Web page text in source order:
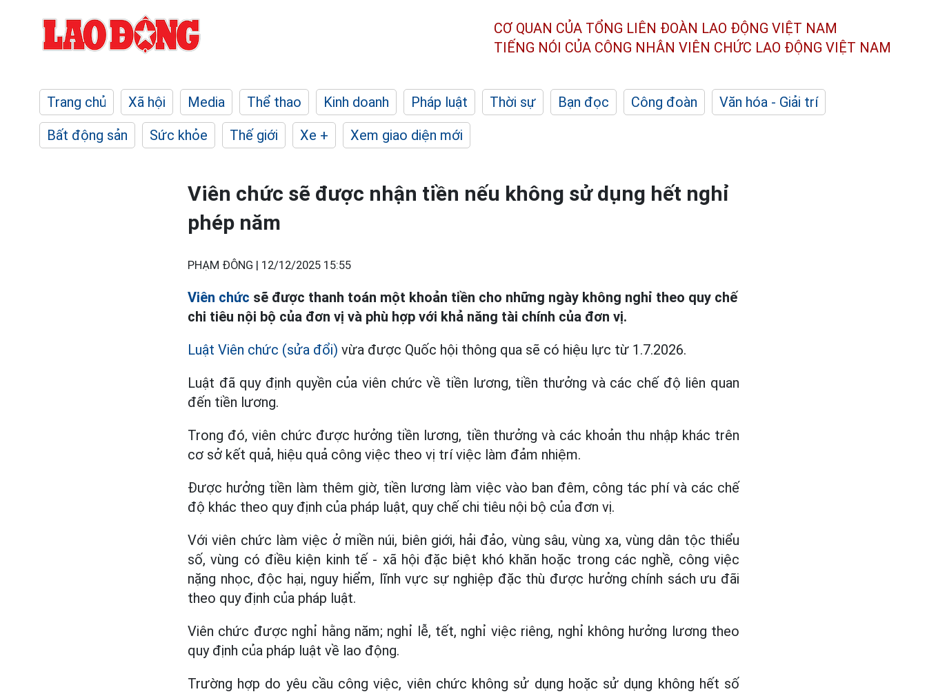
CƠ QUAN CỦA TỔNG LIÊN ĐOÀN LAO ĐỘNG VIỆT NAM
TIẾNG NÓI CỦA CÔNG NHÂN VIÊN CHỨC LAO ĐỘNG VIỆT NAM
Trang chủ Xã hội Media Thể thao Kinh doanh Pháp luật Thời sự Bạn đọc Công đoàn
Văn hóa - Giải trí
Bất động sản
Sức khỏe Thế giới Xe + Xem giao diện mới
Viên chức sẽ được nhận tiền nếu không sử dụng hết nghỉ
phép năm
PHẠM ĐÔNG | 12/12/2025 15:55
Viên chức sẽ được thanh toán một khoản tiền cho những ngày không nghỉ theo quy chế
chi tiêu nội bộ của đơn vị và phù hợp với khả năng tài chính của đơn vị.
Luật Viên chức (sửa đổi) vừa được Quốc hội thông qua sẽ có hiệu lực từ 1.7.2026.
Luật đã quy định quyền của viên chức về tiền lương, tiền thưởng và các chế độ liên quan
đến tiền lương.
Trong đó, viên chức được hưởng tiền lương, tiền thưởng và các khoản thu nhập khác trên
cơ sở kết quả, hiệu quả công việc theo vị trí việc làm đảm nhiệm.
Được hưởng tiền làm thêm giờ, tiền lương làm việc vào ban đêm, công tác phí và các chế
độ khác theo quy định của pháp luật, quy chế chi tiêu nội bộ của đơn vị.
Với viên chức làm việc ở miền núi, biên giới, hải đảo, vùng sâu, vùng xa, vùng dân tộc thiểu
số, vùng có điều kiện kinh tế - xã hội đặc biệt khó khăn hoặc trong các nghề, công việc
nặng nhọc, độc hại, nguy hiểm, lĩnh vực sự nghiệp đặc thù được hưởng chính sách ưu đãi
theo quy định của pháp luật.
Viên chức được nghỉ hằng năm; nghỉ lễ, tết, nghỉ việc riêng, nghỉ không hưởng lương theo
quy định của pháp luật về lao động.
Trường hợp do yêu cầu công việc, viên chức không sử dụng hoặc sử dụng không hết số